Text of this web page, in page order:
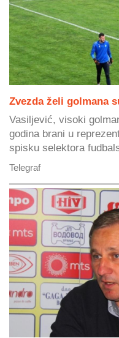
Zvezda želi golmana
Vasiljević, visoki
godina brani u
spisku selektora
Telegraf